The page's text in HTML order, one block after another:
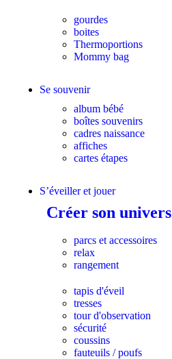
gourdes
boites
Thermoportions
Mommy bag
Se souvenir
album bébé
boîtes souvenirs
cadres naissance
affiches
cartes étapes
S’éveiller et jouer
Créer son univers
parcs et accessoires
relax
rangement
tapis d'éveil
tresses
tour d'observation
sécurité
coussins
fauteuils / poufs